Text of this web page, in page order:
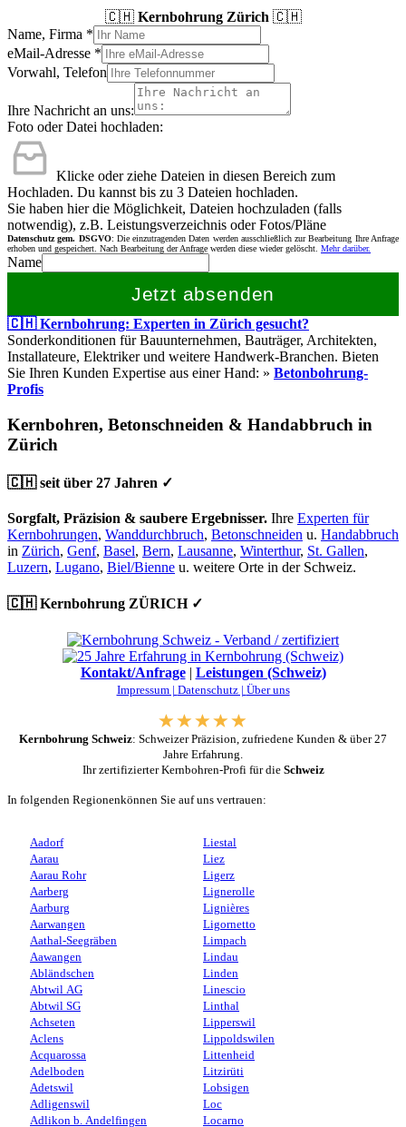
🇨🇭 Kernbohrung Zürich 🇨🇭
Name, Firma *
eMail-Adresse *
Vorwahl, Telefon
Ihre Nachricht an uns:
Foto oder Datei hochladen:
Klicke oder ziehe Dateien in diesen Bereich zum
Hochladen. Du kannst bis zu 3 Dateien hochladen.
Sie haben hier die Möglichkeit, Dateien hochzuladen (falls
notwendig), z.B. Leistungsverzeichnis oder Fotos/Pläne
Datenschutz gem. DSGVO: Die einzutragenden Daten werden ausschließlich zur Bearbeitung Ihre Anfrage
erhoben und gespeichert. Nach Bearbeitung der Anfrage werden diese wieder gelöscht. Mehr darüber.
Name
Jetzt absenden
🇨🇭 Kernbohrung: Experten in Zürich gesucht?
Sonderkonditionen für Bauunternehmen, Bauträger, Architekten,
Installateure, Elektriker und weitere Handwerk-Branchen. Bieten
Sie Ihren Kunden Expertise aus einer Hand: » Betonbohrung-
Profis
Kernbohren, Betonschneiden & Handabbruch in
Zürich
🇨🇭 seit über 27 Jahren ✓
Sorgfalt, Präzision & saubere Ergebnisser. Ihre Experten für
Kernbohrungen, Wanddurchbruch, Betonschneiden u. Handabbruch
in Zürich, Genf, Basel, Bern, Lausanne, Winterthur, St. Gallen,
Luzern, Lugano, Biel/Bienne u. weitere Orte in der Schweiz.
🇨🇭 Kernbohrung ZÜRICH ✓
Kontakt/Anfrage| Leistungen (Schweiz)
Impressum | Datenschutz | Über uns
Kernbohrung Schweiz: Schweizer Präzision, zufriedene Kunden & über 27
Jahre Erfahrung.
Ihr zertifizierter Kernbohren-Profi für die Schweiz
In folgenden Regionenkönnen Sie auf uns vertrauen:
Aadorf
Aarau
Aarau Rohr
Aarberg
Aarburg
Aarwangen
Aathal-Seegräben
Aawangen
Abländschen
Abtwil AG
Abtwil SG
Achseten
Aclens
Acquarossa
Adelboden
Adetswil
Adligenswil
Adlikon b. Andelfingen
Liestal
Liez
Ligerz
Lignerolle
Lignières
Ligornetto
Limpach
Lindau
Linden
Linescio
Linthal
Lipperswil
Lippoldswilen
Littenheid
Litzirüti
Lobsigen
Loc
Locarno